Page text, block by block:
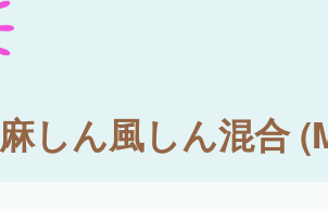
麻しん風しん混合